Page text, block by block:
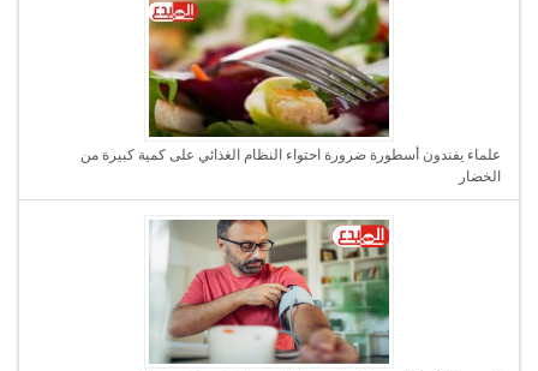
علماء يفندون أسطورة ضرورة احتواء النظام الغذائي على كمية كبيرة من
الخضار